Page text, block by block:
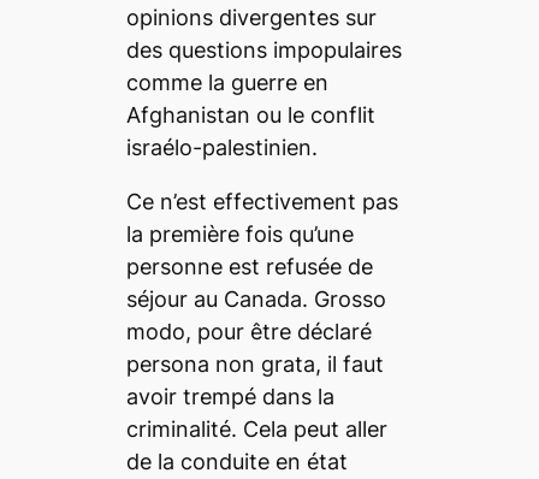
opinions divergentes sur
des questions impopulaires
comme la guerre en
Afghanistan ou le conflit
israélo-palestinien.
Ce n’est effectivement pas
la première fois qu’une
personne est refusée de
séjour au Canada. Grosso
modo, pour être déclaré
persona non grata, il faut
avoir trempé dans la
criminalité. Cela peut aller
de la conduite en état